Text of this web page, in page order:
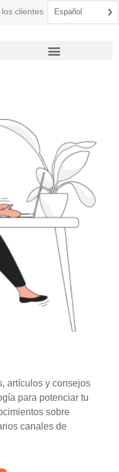
los clientes Español
artículos y consejos
para potenciar tu
sobre
canales de